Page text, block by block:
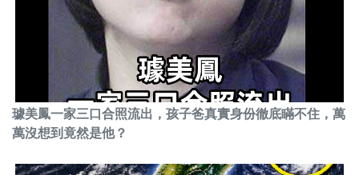
璩美鳳一家三口合照流出，孩子爸真實身份徹底瞞不住，萬
萬沒想到竟然是他？